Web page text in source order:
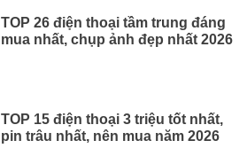
TOP 26 điện thoại tầm trung đáng
mua nhất, chụp ảnh đẹp nhất 2026
TOP 15 điện thoại 3 triệu tốt nhất,
pin trâu nhất, nên mua năm 2026